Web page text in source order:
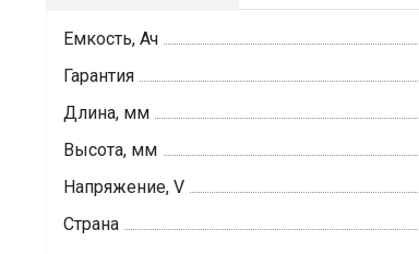
Емкость, Ач
Гарантия
Длина, мм
Высота, мм
Напряжение, V
Страна